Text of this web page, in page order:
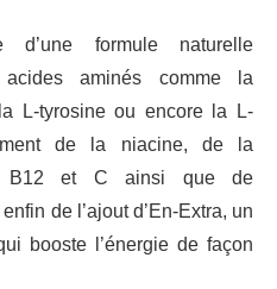
d’une formule naturelle
aminés comme la
L-tyrosine ou encore la L-
de la niacine, de la
B12 et C ainsi que de
de l’ajout d’En-Extra, un
booste l’énergie de façon